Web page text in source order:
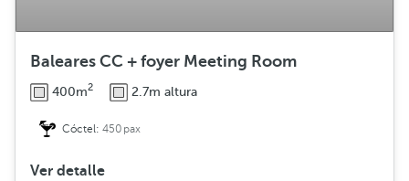
Baleares CC + foyer Meeting Room
400m2 2.7m altura
Cóctel:450pax
Ver detalle